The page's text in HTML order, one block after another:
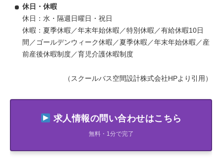
休日・休暇
休日：水・隔週日曜日・祝日
休暇：夏季休暇／年末年始休暇／特別休暇／有給休暇10日
間／ゴールデンウィーク休暇／夏季休暇／年末年始休暇／産
前産後休暇制度／育児介護休暇制度
（スクールバス空間設計株式会社HPより引用）
求人情報の問い合わせはこちら
無料・1分で完了